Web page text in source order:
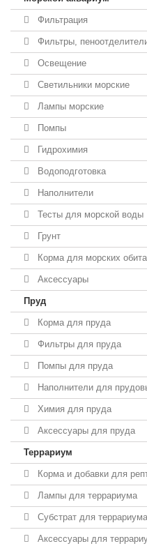
Фильтрация
Фильтры,
Освещение
Светильники морские
Лампы морские
Помпы
Гидрохимия
Водоподготовка
Наполнители
Тесты для морской воды
Грунт
Корма для морских
Аксессуары
Пруд
Корма для пруда
Фильтры для пруда
Помпы для пруда
Наполнители для
Химия для пруда
Аксессуары для пруда
Террариум
Корма и добавки для
Лампы для террариума
Субстрат для террариума
Аксессуары для